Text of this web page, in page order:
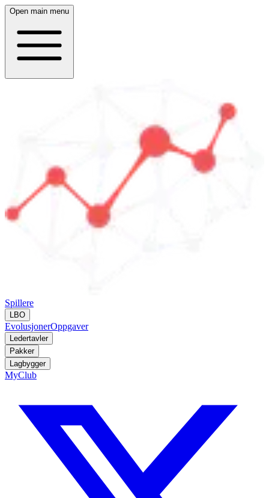
Open main menu
Spillere
LBO
EvolusjonerOppgaver
Ledertavler
Pakker
Lagbygger
MyClub